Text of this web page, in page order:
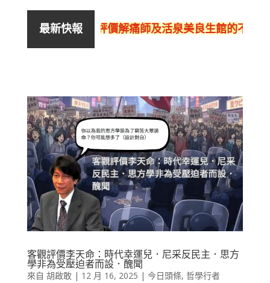
最新快報 評價解痛師及活泉美良生館的不良銷
客觀評價李天命：時代幸運兒．尼采反民主．思方
學非為受壓迫者而設．醜聞
來自 胡啟敢| 12 月 16, 2025 | 今日頭條, 哲學行者